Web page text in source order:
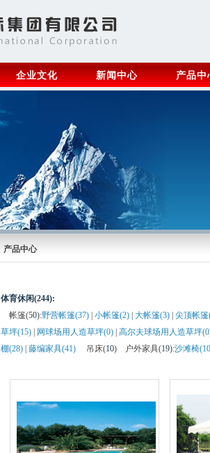
企业文化 新闻中心 产品中
产品中心
体育休闲(244):
帐篷(50):野营帐篷(37) 小帐篷(2) 大帐篷(3) 尖顶帐篷
草坪(15)
网球场用人造草坪(0) 高尔夫球场用人造草坪
棚(28) 藤编家具(41) 吊床(10) 户外家具(19):沙滩椅